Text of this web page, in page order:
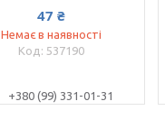
47 ₴
Немає в наявності
537190
+380 (99) 331-01-31